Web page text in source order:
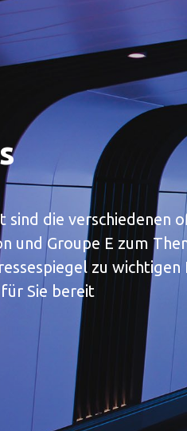
sind die verschiedenen
und Groupe E zum
zu
Sie bereit